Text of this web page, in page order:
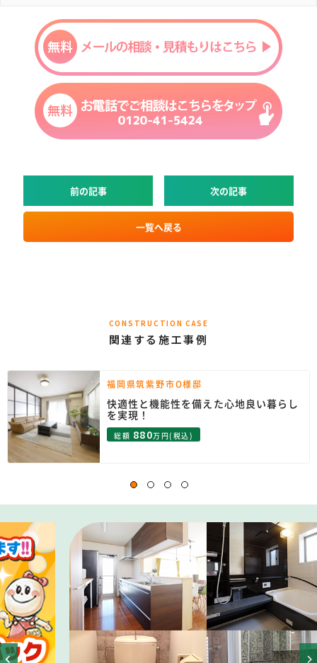
前の記事 次の記事
一覧へ戻る
CONSTRUCTION CASE
関連する施工事例
福岡県筑紫野市O様邸
快適性と機能性を備えた心地良い暮らし
を実現！
総額 880万円(税込)